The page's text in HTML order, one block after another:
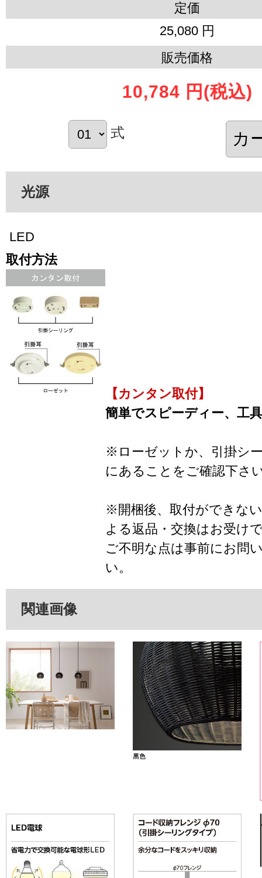
定価
25,080 円
販売価格
10,784 円 (税込)
式
光源
LED
取付方法
【カンタン取付】
簡単でスピーディー、工
※ローゼットか、引掛シ
にあることをご確認下さ
※開梱後、取付ができな
よる返品・交換はお受け
ご不明な点は事前にお問
い。
関連画像